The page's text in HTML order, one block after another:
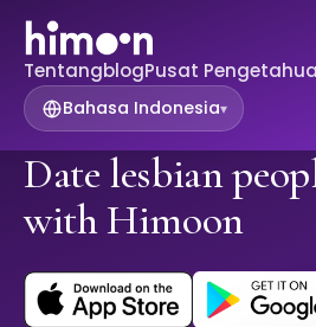
TentangblogPusat
Bahasa Indonesia▾
Date lesbian
with Himoon